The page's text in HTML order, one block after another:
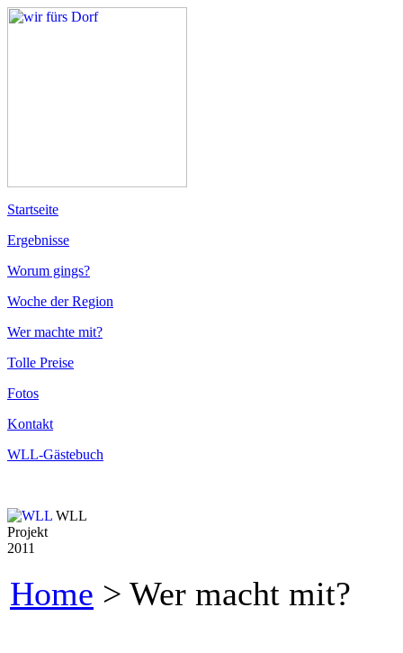
Startseite
Ergebnisse
Worum gings?
Woche der Region
Wer machte mit?
Tolle Preise
Fotos
Kontakt
WLL-Gästebuch
WLL
Projekt
2011
Home > Wer macht mit?